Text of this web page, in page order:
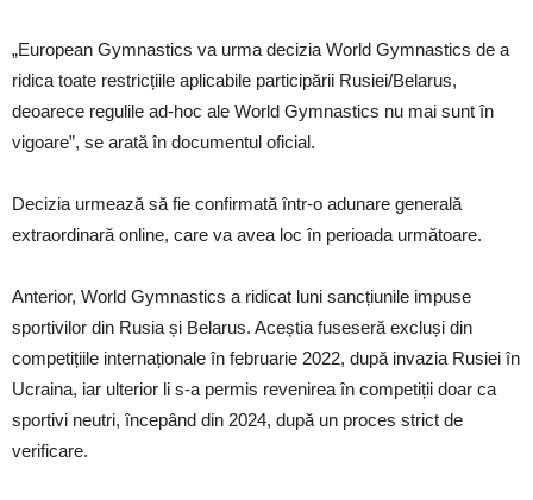
„European Gymnastics va urma decizia World Gymnastics de a
ridica toate restricțiile aplicabile participării Rusiei/Belarus,
deoarece regulile ad-hoc ale World Gymnastics nu mai sunt în
vigoare”, se arată în documentul oficial.
Decizia urmează să fie confirmată într-o adunare generală
extraordinară online, care va avea loc în perioada următoare.
Anterior, World Gymnastics a ridicat luni sancțiunile impuse
sportivilor din Rusia și Belarus. Aceștia fuseseră excluși din
competițiile internaționale în februarie 2022, după invazia Rusiei în
Ucraina, iar ulterior li s-a permis revenirea în competiții doar ca
sportivi neutri, începând din 2024, după un proces strict de
verificare.